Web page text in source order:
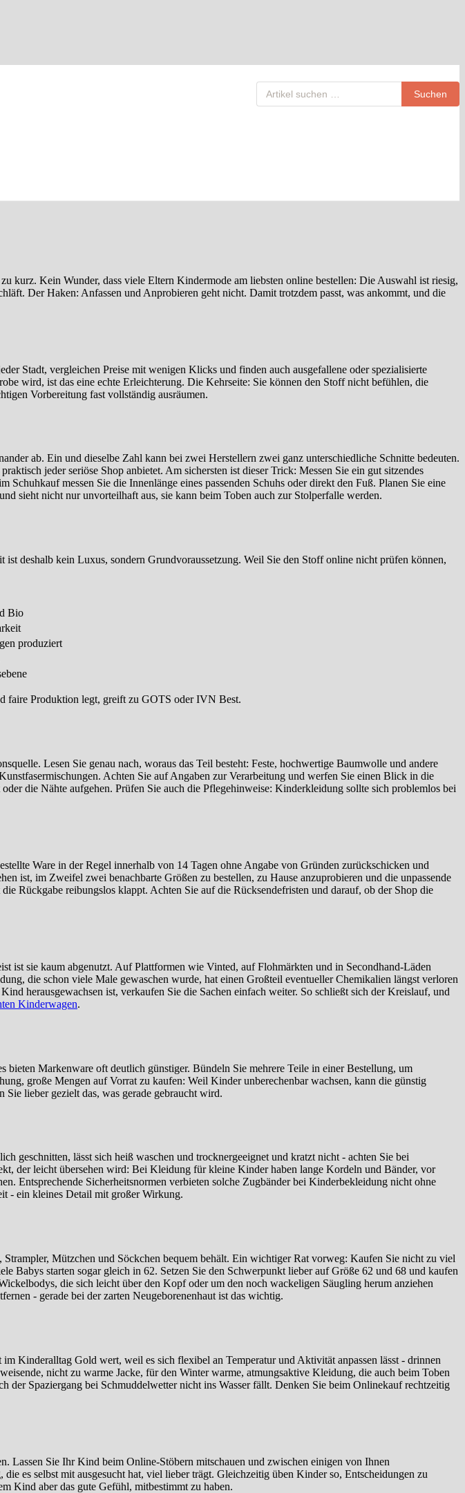
Suchen
kurz. Kein Wunder, dass viele Eltern Kindermode am liebsten online bestellen: Die Auswahl ist riesig,
Der Haken: Anfassen und Anprobieren geht nicht. Damit trotzdem passt, was ankommt, und die
Stadt, vergleichen Preise mit wenigen Klicks und finden auch ausgefallene oder spezialisierte
wird, ist das eine echte Erleichterung. Die Kehrseite: Sie können den Stoff nicht befühlen, die
Vorbereitung fast vollständig ausräumen.
ab. Ein und dieselbe Zahl kann bei zwei Herstellern zwei ganz unterschiedliche Schnitte bedeuten.
jeder seriöse Shop anbietet. Am sichersten ist dieser Trick: Messen Sie ein gut sitzendes
messen Sie die Innenlänge eines passenden Schuhs oder direkt den Fuß. Planen Sie eine
sieht nicht nur unvorteilhaft aus, sie kann beim Toben auch zur Stolperfalle werden.
deshalb kein Luxus, sondern Grundvoraussetzung. Weil Sie den Stoff online nicht prüfen können,
Bio
produziert
faire Produktion legt, greift zu GOTS oder IVN Best.
Lesen Sie genau nach, woraus das Teil besteht: Feste, hochwertige Baumwolle und andere
Achten Sie auf Angaben zur Verarbeitung und werfen Sie einen Blick in die
die Nähte aufgehen. Prüfen Sie auch die Pflegehinweise: Kinderkleidung sollte sich problemlos bei
Ware in der Regel innerhalb von 14 Tagen ohne Angabe von Gründen zurückschicken und
ist, im Zweifel zwei benachbarte Größen zu bestellen, zu Hause anzuprobieren und die unpassende
Rückgabe reibungslos klappt. Achten Sie auf die Rücksendefristen und darauf, ob der Shop die
ist sie kaum abgenutzt. Auf Plattformen wie Vinted, auf Flohmärkten und in Secondhand-Läden
die schon viele Male gewaschen wurde, hat einen Großteil eventueller Chemikalien längst verloren
herausgewachsen ist, verkaufen Sie die Sachen einfach weiter. So schließt sich der Kreislauf, und
Kinderwagen.
Markenware oft deutlich günstiger. Bündeln Sie mehrere Teile in einer Bestellung, um
große Mengen auf Vorrat zu kaufen: Weil Kinder unberechenbar wachsen, kann die günstig
Sie lieber gezielt das, was gerade gebraucht wird.
geschnitten, lässt sich heiß waschen und trocknergeeignet und kratzt nicht - achten Sie bei
der leicht übersehen wird: Bei Kleidung für kleine Kinder haben lange Kordeln und Bänder, vor
Entsprechende Sicherheitsnormen verbieten solche Zugbänder bei Kinderbekleidung nicht ohne
- ein kleines Detail mit großer Wirkung.
Mützchen und Söckchen bequem behält. Ein wichtiger Rat vorweg: Kaufen Sie nicht zu viel
Babys starten sogar gleich in 62. Setzen Sie den Schwerpunkt lieber auf Größe 62 und 68 und kaufen
die sich leicht über den Kopf oder um den noch wackeligen Säugling herum anziehen
- gerade bei der zarten Neugeborenenhaut ist das wichtig.
Kinderalltag Gold wert, weil es sich flexibel an Temperatur und Aktivität anpassen lässt - drinnen
nicht zu warme Jacke, für den Winter warme, atmungsaktive Kleidung, die auch beim Toben
Spaziergang bei Schmuddelwetter nicht ins Wasser fällt. Denken Sie beim Onlinekauf rechtzeitig
Lassen Sie Ihr Kind beim Online-Stöbern mitschauen und zwischen einigen von Ihnen
es selbst mit ausgesucht hat, viel lieber trägt. Gleichzeitig üben Kinder so, Entscheidungen zu
Kind aber das gute Gefühl, mitbestimmt zu haben.